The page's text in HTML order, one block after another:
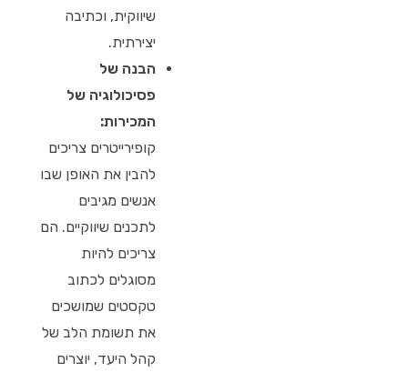
שיווקית, וכתיבה
יצירתית.
הבנה של
פסיכולוגיה של
המכירות:
קופירייטרים צריכים
להבין את האופן שבו
אנשים מגיבים
לתכנים שיווקיים. הם
צריכים להיות
מסוגלים לכתוב
טקסטים שמושכים
את תשומת הלב של
קהל היעד, יוצרים